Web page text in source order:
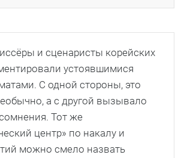
и сценаристы корейских
устоявшимися
С одной стороны, это
а с другой вызывало
Тот же
центр» по накалу и
можно смело назвать